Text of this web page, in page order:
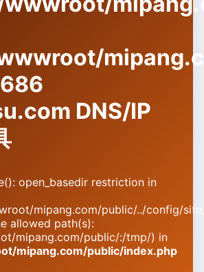
686
DNS/IP
open_basedir restriction in
mipang.com/public/../config/
allowed path(s):
mipang.com/public/:/tmp/) in
mipang.com/public/index.php